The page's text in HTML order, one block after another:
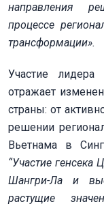
направления
процессе
трансформации».
Участие
отражает
страны: от
решении
Вьетнама в
“Участие
Шангри-Ла и
растущие